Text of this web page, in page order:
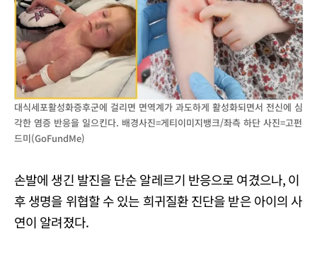
대식세포활성화증후군에 걸리면 면역계가 과도하게 활성화되면서 전신에 심
각한 염증 반응을 일으킨다. 배경사진=게티이미지뱅크/좌측 하단 사진=고펀
드미(GoFundMe)
손발에 생긴 발진을 단순 알레르기 반응으로 여겼으나, 이
후 생명을 위협할 수 있는 희귀질환 진단을 받은 아이의 사
연이 알려졌다.